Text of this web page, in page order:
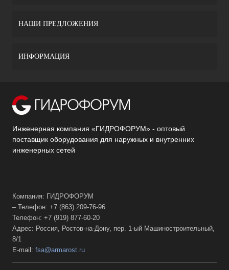
НАШИ ПРЕДЛОЖЕНИЯ
ИНФОРМАЦИЯ
Инженерная компания «ГИДРОФОРУМ» - оптовый
поставщик оборудования для наружных и внутренних
инженерных сетей
Компания: ГИДРОФОРУМ
– Телефон: +7 (863) 209-76-96
Телефон: +7 (919) 877-60-20
Адрес: Россия, Ростов-на-Дону, пер. 1-ый Машиностроительный,
8/1
E-mail: fsa@armarost.ru